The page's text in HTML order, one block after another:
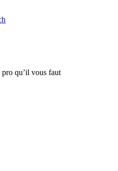
qu’il vous faut